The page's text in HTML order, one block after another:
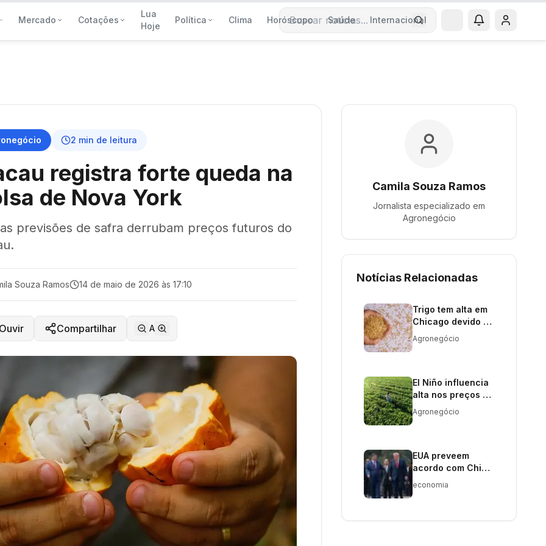
Mercado Cotações
Lua
Hoje
Política Clima Horóscopo Saúde Internacional
Buscar notícias
2 min de leitura
registra forte queda na
de Nova York
previsões de safra derrubam preços futuros do
Souza Ramos 14 de maio de 2026 às 17:10
Compartilhar A
Camila Souza Ramos
Jornalista especializado em
Agronegócio
Notícias Relacionadas
Trigo tem alta em
Chicago devido a
tensões no Mar
Negro
Agronegócio
El Niño influencia
alta nos preços de
café e cacau no
mercado global
Agronegócio
EUA preveem
acordo com China
para comprar
economia